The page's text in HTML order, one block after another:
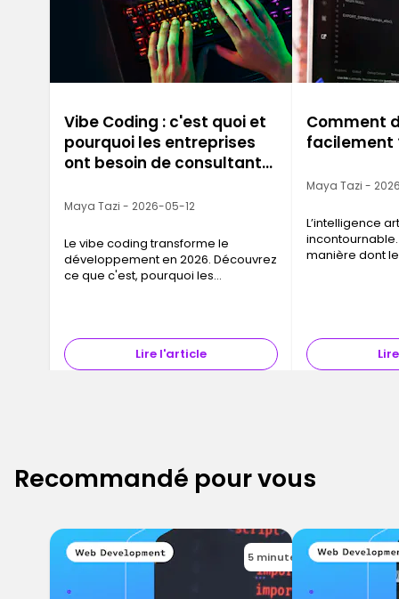
Vibe Coding : c'est quoi et
pourquoi les entreprises
ont besoin de consultants
Maya Tazi - 2026-05-12
Le vibe coding transforme le
développement en 2026. Découvrez
ce que c'est, pourquoi les
Lire l'article
Comment
facilement
Maya Tazi -
L’intelligence
manière dont
Recommandé pour vous
5 minutes